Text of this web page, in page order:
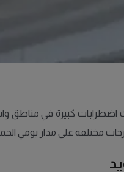
اضطرابات كبيرة في
مختلفة على مدار يومي